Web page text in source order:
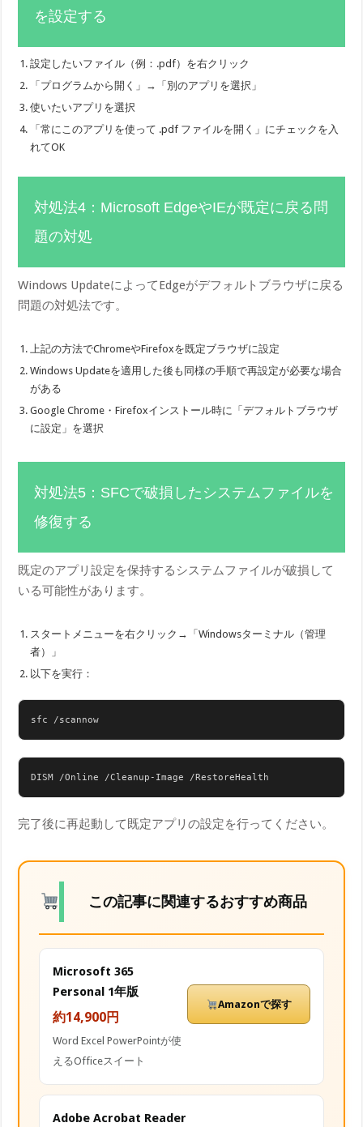
を設定する
設定したいファイル（例：.pdf）を右クリック
「プログラムから開く」→「別のアプリを選択」
使いたいアプリを選択
「常にこのアプリを使って .pdf ファイルを開く」にチェックを入
れてOK
対処法4：Microsoft EdgeやIEが既定に戻る問
題の対処
Windows UpdateによってEdgeがデフォルトブラウザに戻る
問題の対処法です。
上記の方法でChromeやFirefoxを既定ブラウザに設定
Windows Updateを適用した後も同様の手順で再設定が必要な場合
がある
Google Chrome・Firefoxインストール時に「デフォルトブラウザ
に設定」を選択
対処法5：SFCで破損したシステムファイルを
修復する
既定のアプリ設定を保持するシステムファイルが破損して
いる可能性があります。
スタートメニューを右クリック→「Windowsターミナル（管理
者）」
以下を実行：
sfc /scannow
DISM /Online /Cleanup-Image /RestoreHealth
完了後に再起動して既定アプリの設定を行ってください。
この記事に関連するおすすめ商品
Microsoft 365
Personal 1年版
約14,900円
Word Excel PowerPointが使
えるOfficeスイート
Amazonで探す
Adobe Acrobat Reader